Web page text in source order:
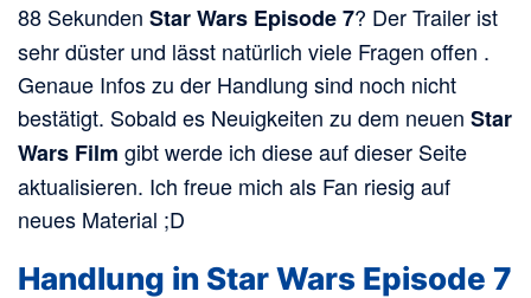
88 Sekunden Star Wars Episode 7? Der Trailer ist
sehr düster und lässt natürlich viele Fragen offen .
Genaue Infos zu der Handlung sind noch nicht
bestätigt. Sobald es Neuigkeiten zu dem neuen Star
Wars Film gibt werde ich diese auf dieser Seite
aktualisieren. Ich freue mich als Fan riesig auf
neues Material ;D
Handlung in Star Wars Episode 7